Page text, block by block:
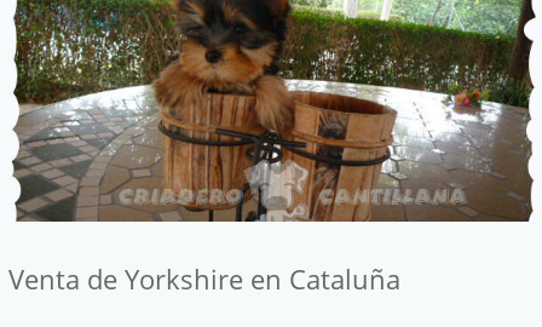
Venta de Yorkshire en Cataluña